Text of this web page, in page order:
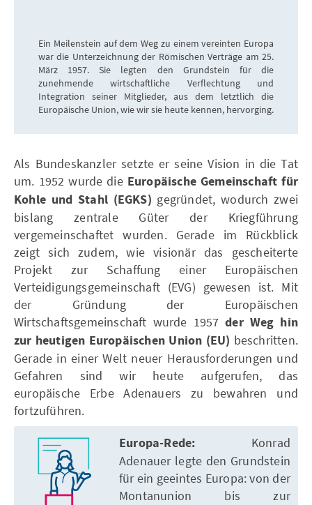
Ein Meilenstein auf dem Weg zu einem vereinten Europa
war die Unterzeichnung der Römischen Verträge am 25.
März 1957. Sie legten den Grundstein für die
zunehmende wirtschaftliche Verflechtung und
Integration seiner Mitglieder, aus dem letztlich die
Europäische Union, wie wir sie heute kennen, hervorging.
Als Bundeskanzler setzte er seine Vision in die Tat
um. 1952 wurde die Europäische Gemeinschaft für
Kohle und Stahl (EGKS) gegründet, wodurch zwei
bislang zentrale Güter der Kriegführung
vergemeinschaftet wurden. Gerade im Rückblick
zeigt sich zudem, wie visionär das gescheiterte
Projekt zur Schaffung einer Europäischen
Verteidigungsgemeinschaft (EVG) gewesen ist. Mit
der Gründung der Europäischen
Wirtschaftsgemeinschaft wurde 1957der Weg hin
zur heutigen Europäischen Union (EU) beschritten.
Gerade in einer Welt neuer Herausforderungen und
Gefahren sind wir heute aufgerufen, das
europäische Erbe Adenauers zu bewahren und
fortzuführen.
Europa-Rede: Konrad
Adenauer legte den Grundstein
für ein geeintes Europa: von der
Montanunion bis zur